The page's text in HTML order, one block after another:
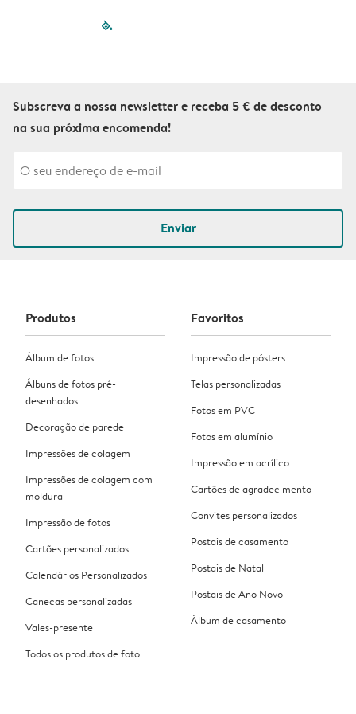
filled-pagination
Subscreva a nossa newsletter e receba 5 € de desconto
na sua próxima encomenda!
Enviar
Produtos
Álbum de fotos
Álbuns de fotos pré-
desenhados
Decoração de parede
Impressões de colagem
Impressões de colagem com
moldura
Impressão de fotos
Cartões personalizados
Calendários Personalizados
Canecas personalizadas
Vales-presente
Todos os produtos de foto
Favoritos
Impressão de pósters
Telas personalizadas
Fotos em PVC
Fotos em alumínio
Impressão em acrílico
Cartões de agradecimento
Convites personalizados
Postais de casamento
Postais de Natal
Postais de Ano Novo
Álbum de casamento